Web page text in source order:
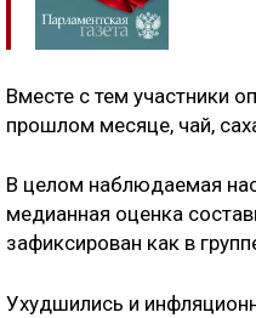
Вместе с тем участники
прошлом месяце, чай,
В целом наблюдаемая
медианная оценка
зафиксирован как в
Ухудшились и